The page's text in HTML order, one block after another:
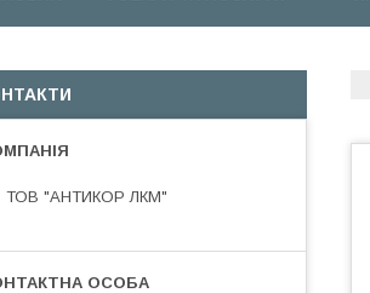
ТОВ "АНТИКОР ЛКМ"